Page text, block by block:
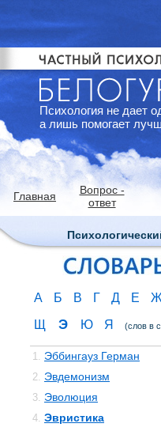
Психология не дает
а лишь помогает
Главная
Вопрос -
ответ
А Б В Г Д Е Ж
Щ
Э Ю Я (слов в
1. Эббингауз Герман
2. Эвдемонизм
3. Эволюция
4. Эвристика